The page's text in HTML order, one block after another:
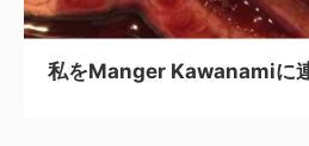
私をManger Kawanamiに